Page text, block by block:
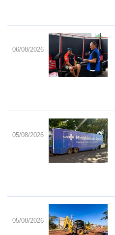
06/08/2026
05/08/2026
05/08/2026